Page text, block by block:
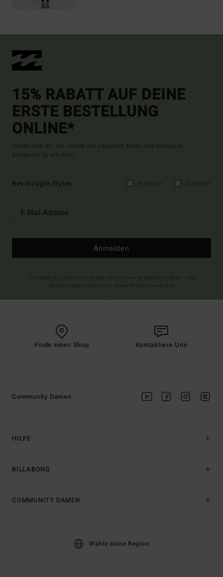
15% RABATT AUF DEINE
ERSTE BESTELLUNG
ONLINE*
Melde dich an, um immer die neuesten News und exklusive
Angebote zu erhalten.
Bevorzugte Styles
Anmelden
Finde einen Shop Kontaktiere Uns
HILFE
BILLABONG
Community Damen
COMMUNITY DAMEN
Wähle deine Region